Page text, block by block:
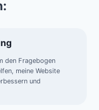
den Fragebogen
meine Website
und